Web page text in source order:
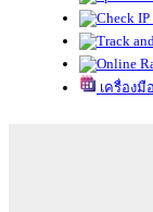
เครื่อง